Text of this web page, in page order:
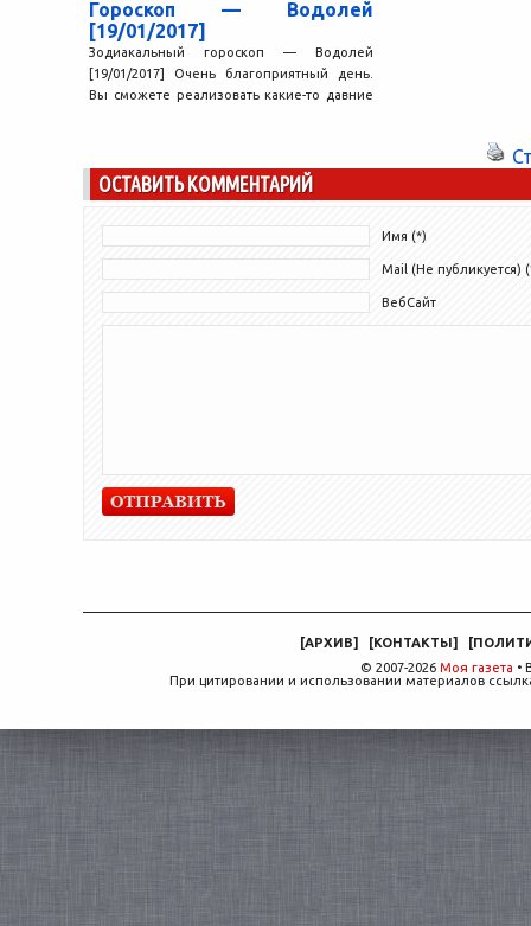
Гороскоп — Водолей
[19/01/2017]
Зодиакальный гороскоп — Водолей
[19/01/2017] Очень благоприятный день.
Вы сможете реализовать какие-то давние
ОСТАВИТЬ КОММЕНТАРИЙ
Имя (*)
Mail (Не публикуется)
ВебСайт
[АРХИВ] [КОНТАКТЫ] [
© 2007-2026 Моя газета •
При цитировании и использовании материалов